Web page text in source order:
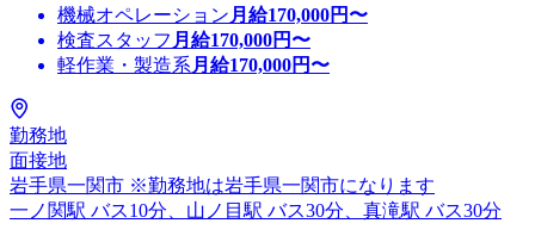
機械オペレーション 月給170,000円〜
検査スタッフ 月給170,000円〜
軽作業・製造系 月給170,000円〜
勤務地
面接地
岩手県一関市 ※勤務地は岩手県一関市になります
一ノ関駅 バス10分、山ノ目駅 バス30分、真滝駅 バス30分